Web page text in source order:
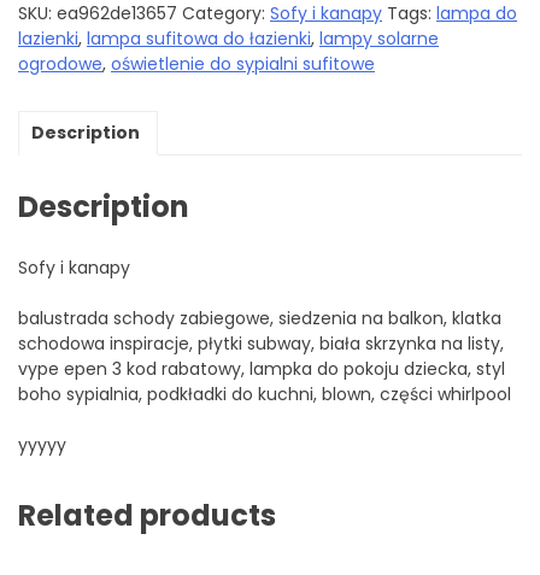
SKU: ea962de13657 Category: Sofy i kanapy Tags: lampa do
lazienki, lampa sufitowa do łazienki, lampy solarne
ogrodowe, oświetlenie do sypialni sufitowe
Description
Description
Sofy i kanapy
balustrada schody zabiegowe, siedzenia na balkon, klatka
schodowa inspiracje, płytki subway, biała skrzynka na listy,
vype epen 3 kod rabatowy, lampka do pokoju dziecka, styl
boho sypialnia, podkładki do kuchni, blown, części whirlpool
yyyyy
Related products